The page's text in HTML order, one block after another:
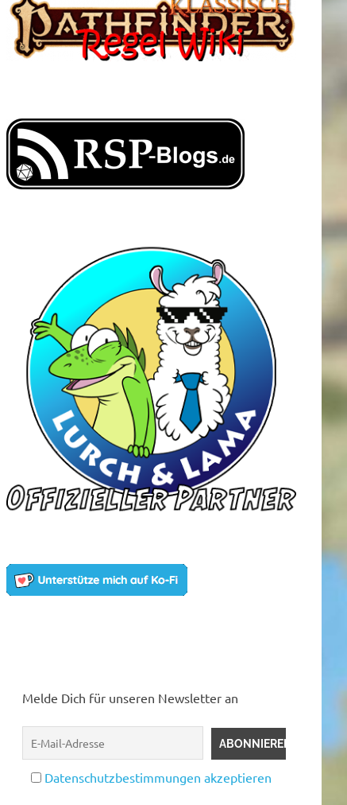
Melde Dich für unseren Newsletter an
Datenschutzbestimmungen akzeptieren